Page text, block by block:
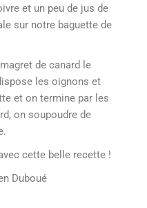
et un peu de jus de
sur notre baguette de
de canard le
les oignons et
et on termine par les
on soupoudre de
cette belle recette !
Duboué